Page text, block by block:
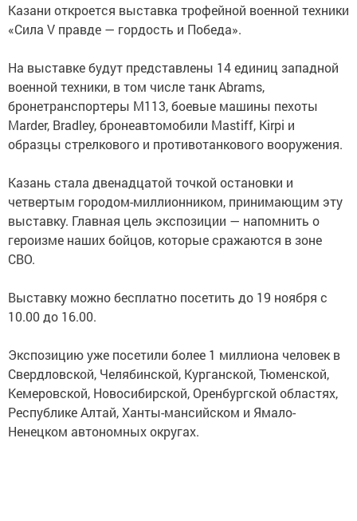
Казани откроется выставка трофейной военной техники
«Сила V правде — гордость и Победа».
На выставке будут представлены 14 единиц западной
военной техники, в том числе танк Abrams,
бронетранспортеры М113, боевые машины пехоты
Marder, Bradley, бронеавтомобили Mastiff, Kirpi и
образцы стрелкового и противотанкового вооружения.
Казань стала двенадцатой точкой остановки и
четвертым городом-миллионником, принимающим эту
выставку. Главная цель экспозиции — напомнить о
героизме наших бойцов, которые сражаются в зоне
СВО.
Выставку можно бесплатно посетить до 19 ноября с
10.00 до 16.00.
Экспозицию уже посетили более 1 миллиона человек в
Свердловской, Челябинской, Курганской, Тюменской,
Кемеровской, Новосибирской, Оренбургской областях,
Республике Алтай, Ханты-мансийском и Ямало-
Ненецком автономных округах.